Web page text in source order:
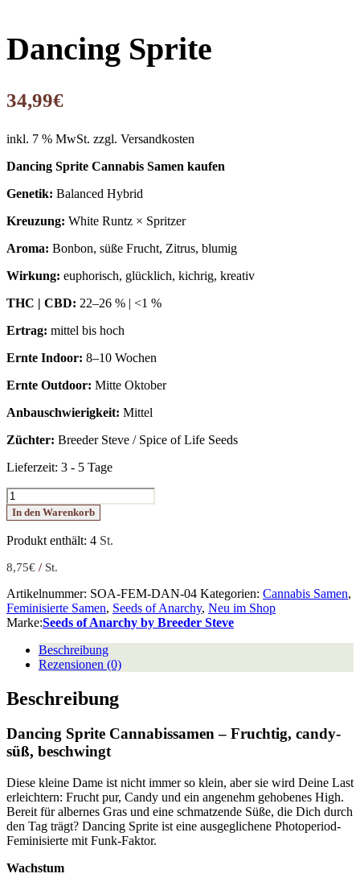
Dancing Sprite
34,99€
inkl. 7 % MwSt. zzgl. Versandkosten
Dancing Sprite Cannabis Samen kaufen
Genetik: Balanced Hybrid
Kreuzung: White Runtz × Spritzer
Aroma: Bonbon, süße Frucht, Zitrus, blumig
Wirkung: euphorisch, glücklich, kichrig, kreativ
THC | CBD: 22–26 % | <1 %
Ertrag: mittel bis hoch
Ernte Indoor: 8–10 Wochen
Ernte Outdoor: Mitte Oktober
Anbauschwierigkeit: Mittel
Züchter: Breeder Steve / Spice of Life Seeds
Lieferzeit: 3 - 5 Tage
Dancing
Sprite
Menge
In den Warenkorb
Produkt enthält: 4 St.
8,75€ / St.
Artikelnummer: SOA-FEM-DAN-04 Kategorien: Cannabis Samen,
Feminisierte Samen, Seeds of Anarchy, Neu im Shop
Marke:Seeds of Anarchy by Breeder Steve
Beschreibung
Rezensionen (0)
Beschreibung
Dancing Sprite Cannabissamen – Fruchtig, candy-
süß, beschwingt
Diese kleine Dame ist nicht immer so klein, aber sie wird Deine Last
erleichtern: Frucht pur, Candy und ein angenehm gehobenes High.
Bereit für albernes Gras und eine schmatzende Süße, die Dich durch
den Tag trägt? Dancing Sprite ist eine ausgeglichene Photoperiod-
Feminisierte mit Funk-Faktor.
Wachstum